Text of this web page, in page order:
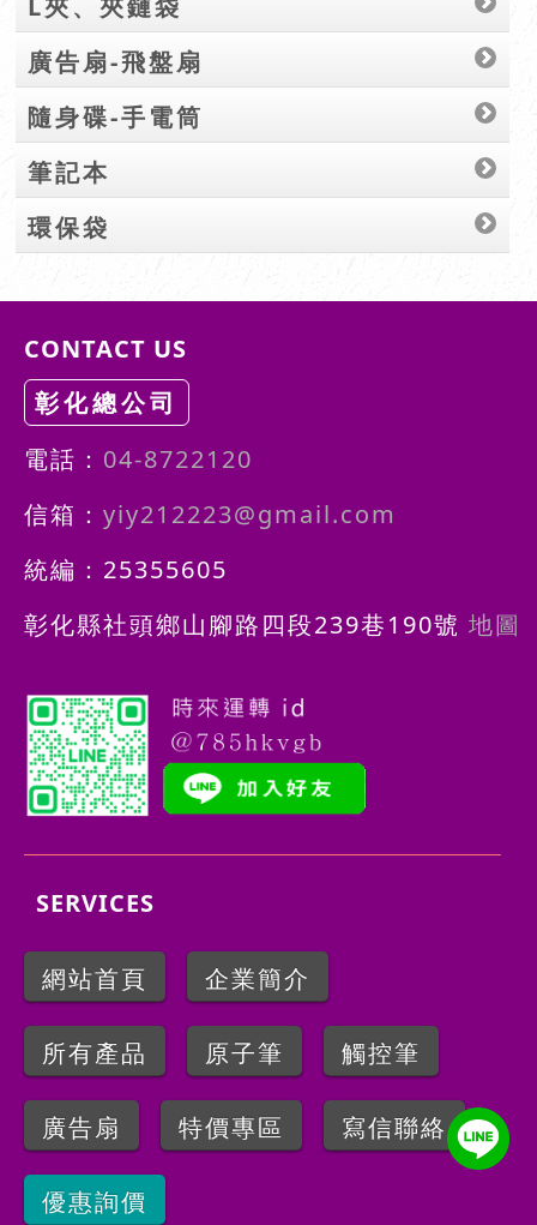
廣告扇-飛盤扇
隨身碟-手電筒
筆記本
環保袋
CONTACT US
彰化總公司
電話： 04-8722120
信箱： yiy212223@gmail.com
統編：25355605
彰化縣社頭鄉山腳路四段239巷190號 地圖
SERVICES
網站首頁 企業簡介
所有產品 原子筆 觸控筆
廣告扇 特價專區 寫信聯絡
優惠詢價